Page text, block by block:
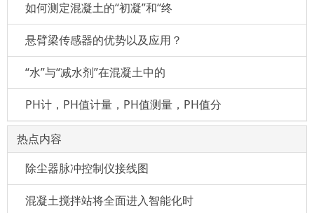
如何测定混凝土的“初凝”和“终
悬臂梁传感器的优势以及应用？
“水”与“减水剂”在混凝土中的
PH计，PH值计量，PH值测量，PH值分
热点内容
除尘器脉冲控制仪接线图
混凝土搅拌站将全面进入智能化时